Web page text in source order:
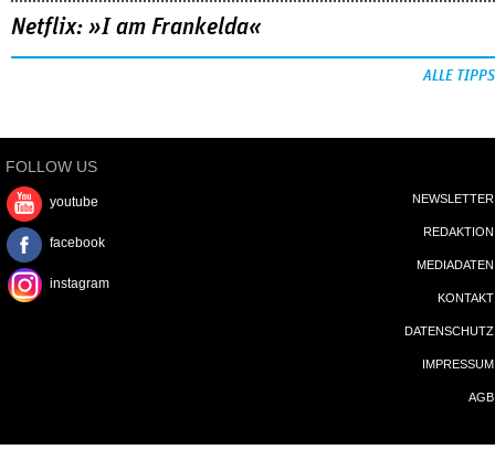
Netflix: »I am Frankelda«
ALLE TIPPS
FOLLOW US
youtube
facebook
instagram
NEWSLETTER
REDAKTION
MEDIADATEN
KONTAKT
DATENSCHUTZ
IMPRESSUM
AGB